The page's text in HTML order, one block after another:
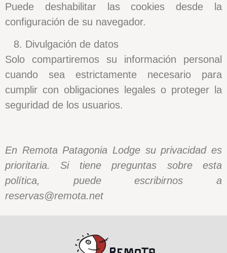
Puede deshabilitar las cookies desde la
configuración de su navegador.
Divulgación de datos
Solo compartiremos su información personal
cuando sea estrictamente necesario para
cumplir con obligaciones legales o proteger la
seguridad de los usuarios.
En Remota Patagonia Lodge su privacidad es
prioritaria. Si tiene preguntas sobre esta
política, puede escribirnos a
reservas@remota.net